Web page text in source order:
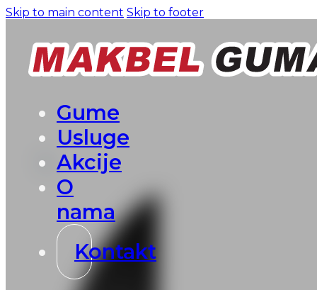
Skip to main content Skip to footer
Gume
Usluge
Akcije
O
nama
Kontakt